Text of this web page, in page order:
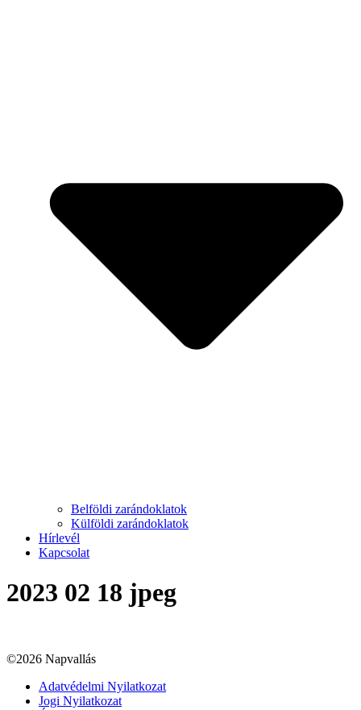
Belföldi zarándoklatok
Külföldi zarándoklatok
Hírlevél
Kapcsolat
2023 02 18 jpeg
©2026 Napvallás
Adatvédelmi Nyilatkozat
Jogi Nyilatkozat